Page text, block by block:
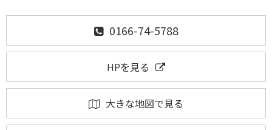
0166-74-5788
HPを見る
大きな地図で見る